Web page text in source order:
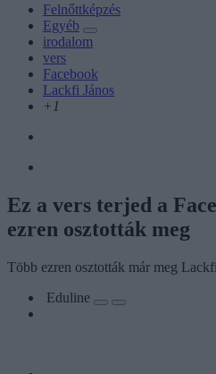
Felnőttképzés
Egyéb
irodalom
vers
Facebook
Lackfi János
+1
Ez a vers terjed a
ezren osztották meg
Több ezren osztották már meg
Eduline